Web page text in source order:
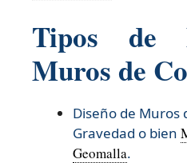
Tipos de
Muros de
Diseño de Muros
Gravedad o bien
Geomalla.